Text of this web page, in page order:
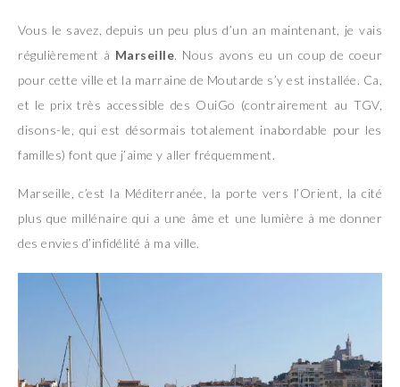
Vous le savez, depuis un peu plus d’un an maintenant, je vais
régulièrement à Marseille. Nous avons eu un coup de coeur
pour cette ville et la marraine de Moutarde s’y est installée. Ca,
et le prix très accessible des OuiGo (contrairement au TGV,
disons-le, qui est désormais totalement inabordable pour les
familles) font que j’aime y aller fréquemment.
Marseille, c’est la Méditerranée, la porte vers l’Orient, la cité
plus que millénaire qui a une âme et une lumière à me donner
des envies d’infidélité à ma ville.